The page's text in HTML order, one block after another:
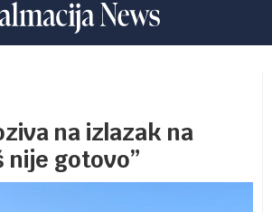
na izlazak na
nije gotovo”